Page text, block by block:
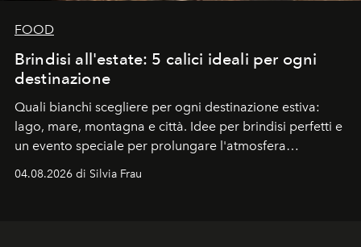
FOOD
Brindisi all'estate: 5 calici ideali per ogni
destinazione
Quali bianchi scegliere per ogni destinazione estiva:
lago, mare, montagna e città. Idee per brindisi perfetti e
un evento speciale per prolungare l'atmosfera
04.08.2026 di Silvia Frau